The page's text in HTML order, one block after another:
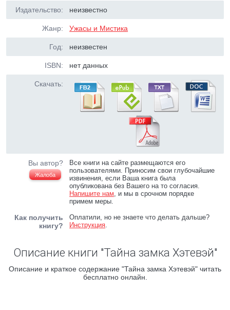
Издательство: неизвестно
Жанр: Ужасы и Мистика
Год: неизвестен
ISBN: нет данных
Скачать:
Вы автор?
Жалоба
Все книги на сайте размещаются его
пользователями. Приносим свои глубочайшие
извинения, если Ваша книга была
опубликована без Вашего на то согласия.
Напишите нам, и мы в срочном порядке
примем меры.
Как получить
книгу?
Оплатили, но не знаете что делать дальше?
Инструкция.
Описание книги "Тайна замка Хэтевэй"
Описание и краткое содержание "Тайна замка Хэтевэй" читать
бесплатно онлайн.